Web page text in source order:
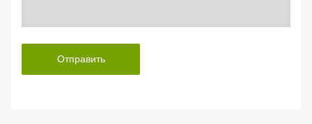
Отправить